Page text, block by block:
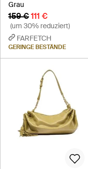
Grau
159 € 111 €
(um 30% reduziert)
FARFETCH
GERINGE BESTÄNDE